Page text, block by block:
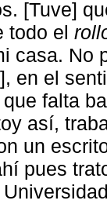
[Tuve]
todo el
casa. No
en el
falta
así,
un
pues